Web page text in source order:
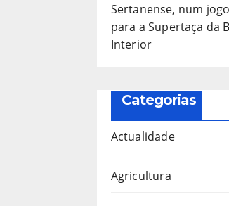
Sertanense, num
para a Supertaça da
Interior
Categorias
Actualidade
Agricultura